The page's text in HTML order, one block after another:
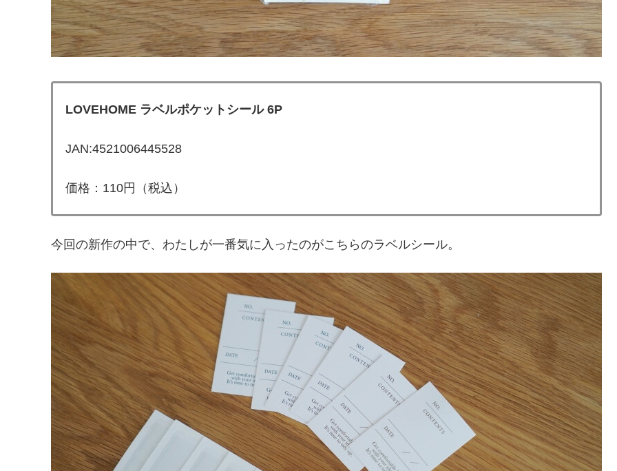
LOVEHOME ラベルポケットシール 6P
JAN:4521006445528
価格：110円（税込）
今回の新作の中で、わたしが一番気に入ったのがこちらのラベルシール。